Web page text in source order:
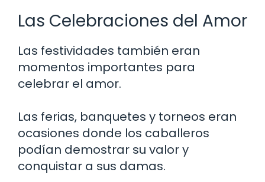
Las Celebraciones del Amor
Las festividades también eran
momentos importantes para
celebrar el amor.
Las ferias, banquetes y torneos eran
ocasiones donde los caballeros
podían demostrar su valor y
conquistar a sus damas.